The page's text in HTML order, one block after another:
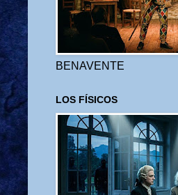
BENAVENTE
LOS FÍSICOS